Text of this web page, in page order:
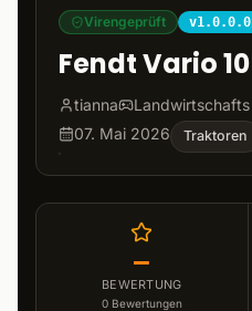
Virengeprüft
Fendt Vario
tianna
07. Mai 2026
Traktoren
–
BEWERTUNG
0 Bewertungen